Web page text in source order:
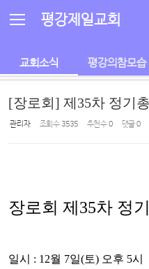
평강제일교회
교회소식 평강의참모습
[장로회] 제35차 정기
관리자 조회 수3535 추천 수0 댓글0
장로회 제35차 정
일시 : 12월 7일(토) 오후 5시